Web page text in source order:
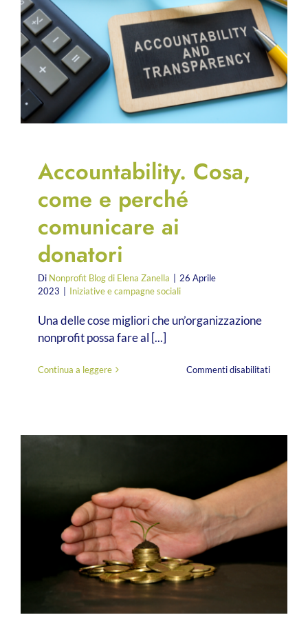
Accountability. Cosa,
come e perché
comunicare ai
donatori
Di Nonprofit Blog di Elena Zanella
26 Aprile
2023
Iniziative e campagne sociali
Una delle cose migliori che un’organizzazione
nonprofit possa fare al [...]
Continua a leggere Commenti disabilitatisu
perché
donatori